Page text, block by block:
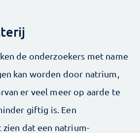
de onderzoekers met name
kan worden door natrium,
er veel meer op aarde te
giftig is. Een
zien dat een natrium-